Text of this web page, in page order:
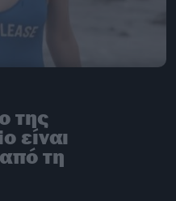
της
είναι
τη